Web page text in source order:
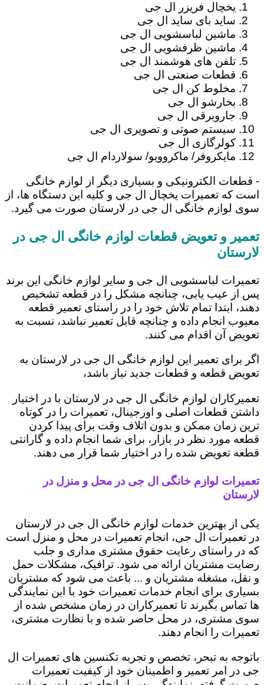
یخچال فریزر ال جی
ساید بای ساید ال جی
ماشین لباسشویی ال جی
ماشین ظرفشویی ال جی
تلفن های هوشمند ال جی
قطعات صنعتی ال جی
مخلوط کن ال جی
بخارشو ال جی
جاروبرقی ال جی
سیستم صوتی و تصویری ال جی
کولرگازی ال جی
مایکروفر/ ماکروویو/ سولاردام ال جی
- قطعات الکترونیکی و بسیاری دیگر از لوازم خانگی
است که تعمیرات یخچال ال جی و کلیه این دستگاه ها، از
سوی لوازم خانگی ال جی در لارستان صورت می گیرد.
تعمیر و تعویض قطعات لوازم خانگی ال جی در
لارستان
تعمیرات لباسشویی ال جی و سایر لوازم خانگی این برند
پس از عیب یابی، چنانچه مشکل را در قطعه تشخیص
دهند، ابتدا تمام تلاش خود را در راستای تعمیر قطعه
معیوب انجام داده و چنانچه قابل تعمیر نباشد، نسبت به
تعویض آن اقدام می کنند.
اگر برای تعمیر این لوازم خانگی ال جی در لارستان به
تعویض قطعه و قطعات جدید نیاز باشد،
تعمیرکاران لوازم خانگی ال جی در لارستان با در اختیار
داشتن قطعات اصلی و اورجینال، تعمیرات را در کوتاه
ترین زمان ممکن و بدون اتلاف وقت برای پیدا کردن
قطعه مورد نظر در بازار، برای شما انجام داده و گارانتی
قطعه تعویض شده را در اختیار شما قرار می دهند.
تعمیرات لوازم خانگی ال جی در محل و منزل در
لارستان
یکی از بهترین خدمات لوازم خانگی ال جی در لارستان
در تعمیرات ال جی، انجام تعمیرات در محل و منزل است
که در راستای رعایت حقوق مشتری مداری و جلب
رضایت مشتریان ارائه می شود. ترافیک، مشکلات حمل
و نقل، مشغله مشتریان و ... باعث می شود که مشتریان
بسیاری برای انجام خدمات تعمیرات خود با این نمایندگی
ها تماس بگیرند تا تعمیرکاران در زمان مشخص شده از
سوی مشتری، در محل حاضر شده و با نظارت مشتری،
تعمیرات را انجام دهند.
باتوجه به تبحر، تخصص و تجربه تکنسین های تعمیرات ال
جی در امر تعمیر و اطمینان خود از کیفیت تعمیرات